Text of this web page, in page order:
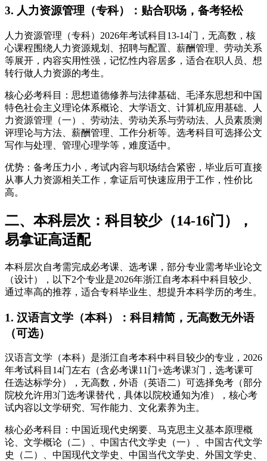
3. 人力资源管理（专科）：贴合职场，备考轻松
人力资源管理（专科）2026年考试科目13-14门，无高数，核
心课程围绕人力资源规划、招聘与配置、薪酬管理、劳动关系
等展开，内容实用性强，记忆性内容居多，适合在职人员、想
转行做人力资源的考生。
核心必考科目：思想道德修养与法律基础、毛泽东思想和中国
特色社会主义理论体系概论、大学语文、计算机应用基础、人
力资源管理（一）、劳动法、劳动关系与劳动法、人员素质测
评理论与方法、薪酬管理、工作分析等。选考科目可选择公文
写作与处理、管理心理学等，难度适中。
优势：备考压力小，考试内容与职场结合紧密，毕业后可直接
从事人力资源相关工作，拿证后可快速应用于工作，性价比
高。
二、本科层次：科目较少（14-16门），
易拿证高适配
本科层次自考需完成必考课、选考课，部分专业需考毕业论文
（设计），以下2个专业是2026年浙江自考本科中科目较少、
通过率高的推荐，适合专科毕业生、想提升本科学历的考生。
1. 汉语言文学（本科）：科目精简，无高数无外语
（可选）
汉语言文学（本科）是浙江自考本科中科目较少的专业，2026
年考试科目14门左右（含必考课11门+选考课3门，选考课可
任选达标学分），无高数，外语（英语二）可选择免考（部分
院校允许用3门选考课替代，具体以院校通知为准），核心考
试内容以文学研究、写作能力、文化素养为主。
核心必考科目：中国近现代史纲要、马克思主义基本原理概
论、文学概论（二）、中国古代文学史（一）、中国古代文学
史（二）、中国现代文学史、中国当代文学史、外国文学史、